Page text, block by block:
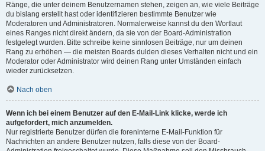
Ränge, die unter deinem Benutzernamen stehen, zeigen an, wie viele Beiträge
du bislang erstellt hast oder identifizieren bestimmte Benutzer wie
Moderatoren und Administratoren. Normalerweise kannst du den Wortlaut
eines Ranges nicht direkt ändern, da sie von der Board-Administration
festgelegt wurden. Bitte schreibe keine sinnlosen Beiträge, nur um deinen
Rang zu erhöhen — die meisten Boards dulden dieses Verhalten nicht und ein
Moderator oder Administrator wird deinen Rang unter Umständen einfach
wieder zurücksetzen.
Nach oben
Wenn ich bei einem Benutzer auf den E-Mail-Link klicke, werde ich
aufgefordert, mich anzumelden.
Nur registrierte Benutzer dürfen die foreninterne E-Mail-Funktion für
Nachrichten an andere Benutzer nutzen, falls diese von der Board-